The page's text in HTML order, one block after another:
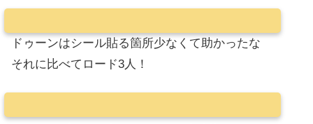
ドゥーンはシール貼る箇所少なくて助かったな
それに比べてロード3人！